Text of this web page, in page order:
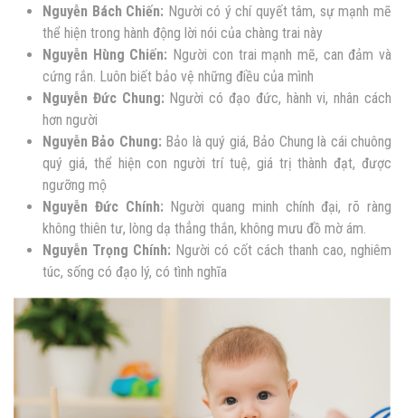
Nguyễn Bách Chiến: Người có ý chí quyết tâm, sự mạnh mẽ
thể hiện trong hành động lời nói của chàng trai này
Nguyễn Hùng Chiến: Người con trai mạnh mẽ, can đảm và
cứng rắn. Luôn biết bảo vệ những điều của mình
Nguyễn Đức Chung: Người có đạo đức, hành vi, nhân cách
hơn người
Nguyễn Bảo Chung: Bảo là quý giá, Bảo Chung là cái chuông
quý giá, thể hiện con người trí tuệ, giá trị thành đạt, được
ngưỡng mộ
Nguyễn Đức Chính: Người quang minh chính đại, rõ ràng
không thiên tư, lòng dạ thẳng thắn, không mưu đồ mờ ám.
Nguyễn Trọng Chính: Người có cốt cách thanh cao, nghiêm
túc, sống có đạo lý, có tình nghĩa